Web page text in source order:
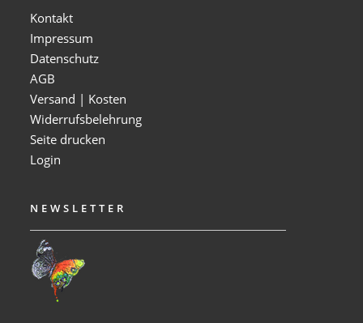
Kontakt
Impressum
Datenschutz
AGB
Versand | Kosten
Widerrufsbelehrung
Seite drucken
Login
NEWSLETTER